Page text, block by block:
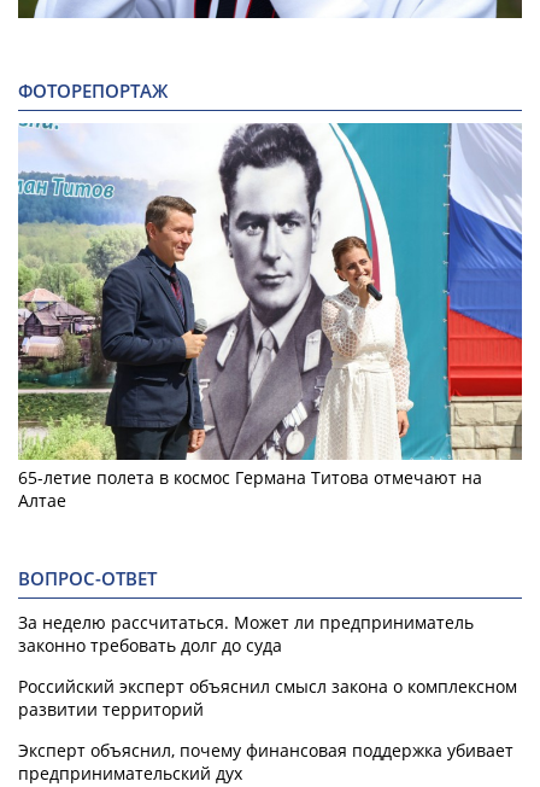
ФОТОРЕПОРТАЖ
65-летие полета в космос Германа Титова отмечают на
Алтае
ВОПРОС-ОТВЕТ
За неделю рассчитаться. Может ли предприниматель
законно требовать долг до суда
Российский эксперт объяснил смысл закона о комплексном
развитии территорий
Эксперт объяснил, почему финансовая поддержка убивает
предпринимательский дух